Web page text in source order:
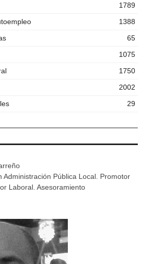
1789
1388
65
1075
1750
2002
29
Administración Pública Local. Promotor
Laboral. Asesoramiento